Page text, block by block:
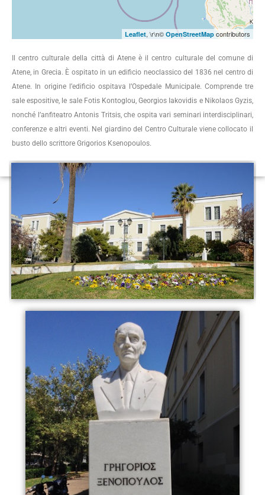
Leaflet, \r\n© OpenStreetMap contributors
Il centro culturale della città di Atene è il centro culturale del comune di
Atene, in Grecia. È ospitato in un edificio neoclassico del 1836 nel centro di
Atene. In origine l’edificio ospitava l’Ospedale Municipale. Comprende tre
sale espositive, le sale Fotis Kontoglou, Georgios Iakovidis e Nikolaos Gyzis,
nonché l’anfiteatro Antonis Tritsis, che ospita vari seminari interdisciplinari,
conferenze e altri eventi. Nel giardino del Centro Culturale viene collocato il
busto dello scrittore Grigorios Ksenopoulos.